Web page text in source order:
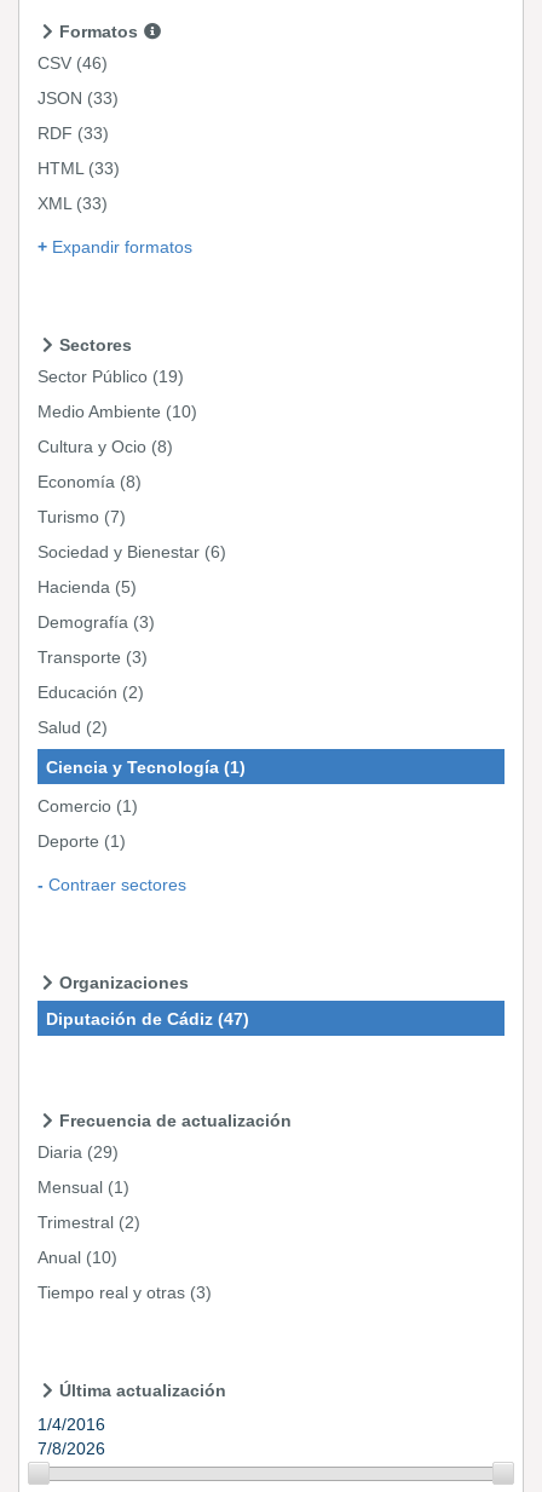
Formatos
CSV (46)
JSON (33)
RDF (33)
HTML (33)
XML (33)
Expandir formatos
Sectores
Sector Público (19)
Medio Ambiente (10)
Cultura y Ocio (8)
Economía (8)
Turismo (7)
Sociedad y Bienestar (6)
Hacienda (5)
Demografía (3)
Transporte (3)
Educación (2)
Salud (2)
Ciencia y Tecnología (1)
Comercio (1)
Deporte (1)
Contraer sectores
Organizaciones
Diputación de Cádiz (47)
Frecuencia de actualización
Diaria (29)
Mensual (1)
Trimestral (2)
Anual (10)
Tiempo real y otras (3)
Última actualización
1/4/2016
7/8/2026